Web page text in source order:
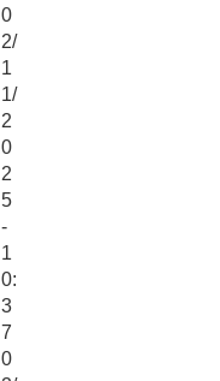
0
2/
1
1/
2
0
2
5
-
1
0:
3
7
0